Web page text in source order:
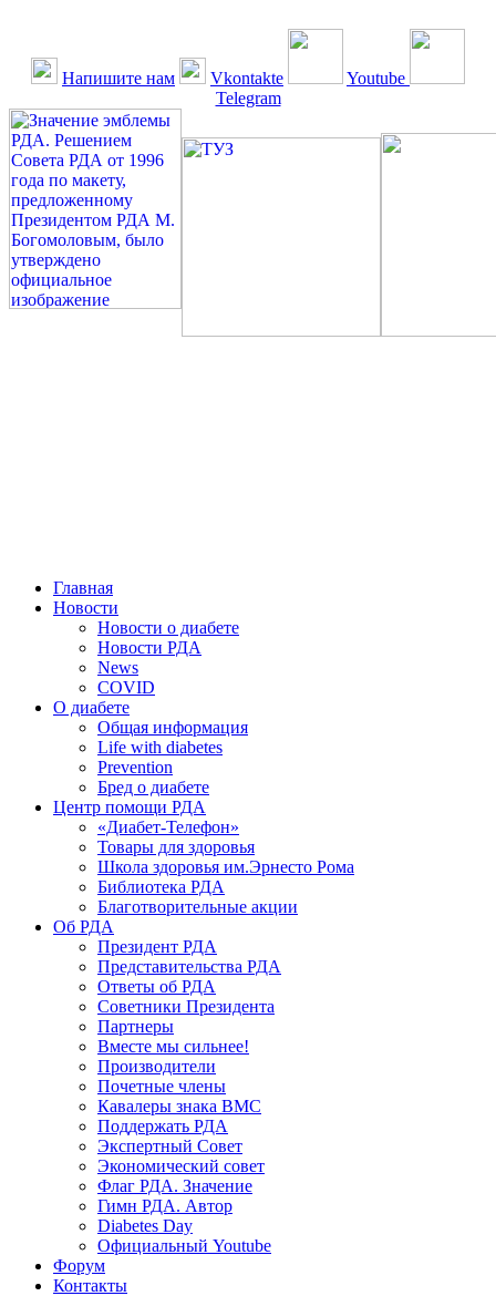
Напишите нам Vkontakte
Youtube
Telegram
Главная
Новости
Новости о диабете
Новости РДА
News
COVID
О диабете
Общая информация
Life with diabetes
Prevention
Бред о диабете
Центр помощи РДА
«Диабет-Телефон»
Товары для здоровья
Школа здоровья им.Эрнесто Рома
Библиотека РДА
Благотворительные акции
Об РДА
Президент РДА
Представительства РДА
Ответы об РДА
Советники Президента
Партнеры
Вместе мы сильнее!
Производители
Почетные члены
Кавалеры знака ВМС
Поддержать РДА
Экспертный Совет
Экономический совет
Флаг РДА. Значение
Гимн РДА. Автор
Diabetes Day
Официальный Youtube
Форум
Контакты